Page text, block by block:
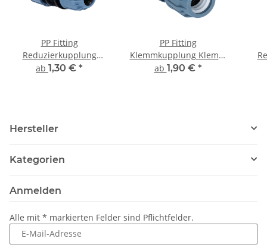
PP Fitting
Reduzierkupplung
Klemm x Klemm PN10
ab 1,30 € *
PP Fitting
Klemmkupplung Klemm
x Klemm PN16 DVGW für
ab 1,90 € *
Hersteller
Kategorien
Anmelden
Alle mit * markierten Felder sind Pflichtfelder.
E-Mail-Adresse